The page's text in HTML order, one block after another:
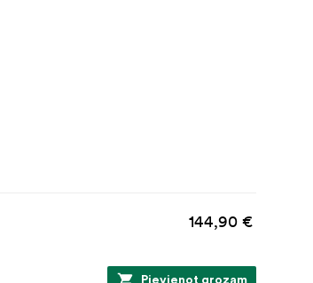
144,90 €
Pievienot grozam